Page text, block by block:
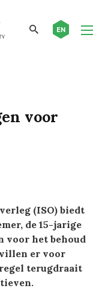
EN
voor
(ISO) biedt
de 15-jarige
voor het behoud
er voor
terugdraait